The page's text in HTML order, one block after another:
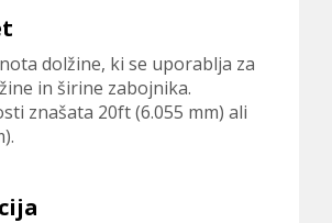
dolžine, ki se uporablja za
in širine zabojnika.
znašata 20ft (6.055 mm) ali